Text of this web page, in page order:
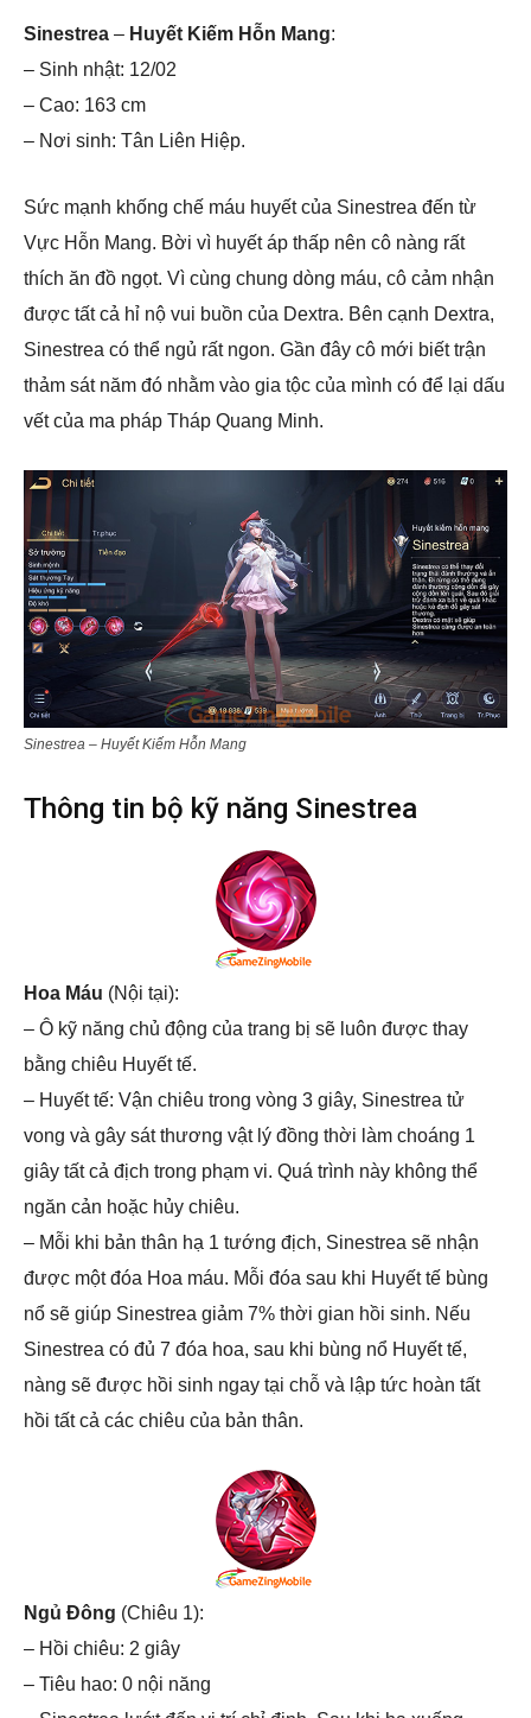
Sinestrea – Huyết Kiếm Hỗn Mang:
– Sinh nhật: 12/02
– Cao: 163 cm
– Nơi sinh: Tân Liên Hiệp.
Sức mạnh khống chế máu huyết của Sinestrea đến từ
Vực Hỗn Mang. Bời vì huyết áp thấp nên cô nàng rất
thích ăn đồ ngọt. Vì cùng chung dòng máu, cô cảm nhận
được tất cả hỉ nộ vui buồn của Dextra. Bên cạnh Dextra,
Sinestrea có thể ngủ rất ngon. Gần đây cô mới biết trận
thảm sát năm đó nhằm vào gia tộc của mình có để lại dấu
vết của ma pháp Tháp Quang Minh.
Sinestrea – Huyết Kiếm Hỗn Mang
Thông tin bộ kỹ năng Sinestrea
Hoa Máu (Nội tại):
– Ô kỹ năng chủ động của trang bị sẽ luôn được thay
bằng chiêu Huyết tế.
– Huyết tế: Vận chiêu trong vòng 3 giây, Sinestrea tử
vong và gây sát thương vật lý đồng thời làm choáng 1
giây tất cả địch trong phạm vi. Quá trình này không thể
ngăn cản hoặc hủy chiêu.
– Mỗi khi bản thân hạ 1 tướng địch, Sinestrea sẽ nhận
được một đóa Hoa máu. Mỗi đóa sau khi Huyết tế bùng
nổ sẽ giúp Sinestrea giảm 7% thời gian hồi sinh. Nếu
Sinestrea có đủ 7 đóa hoa, sau khi bùng nổ Huyết tế,
nàng sẽ được hồi sinh ngay tại chỗ và lập tức hoàn tất
hồi tất cả các chiêu của bản thân.
Ngủ Đông (Chiêu 1):
– Hồi chiêu: 2 giây
– Tiêu hao: 0 nội năng